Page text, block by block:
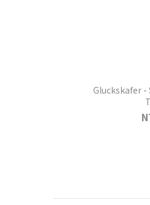
Gluckskafer